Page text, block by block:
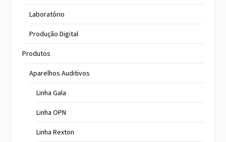
Laboratório
Produção Digital
Produtos
Aparelhos Auditivos
Linha Gala
Linha OPN
Linha Rexton